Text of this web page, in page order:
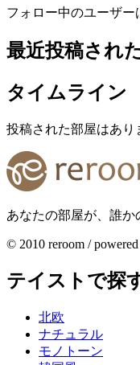
フォロー中のユーザー
最近投稿され
タイムライン
投稿された部屋はあり
あなたの部屋が、誰か
© 2010 reroom /
テイストで探
北欧
ナチュラル
モノトーン